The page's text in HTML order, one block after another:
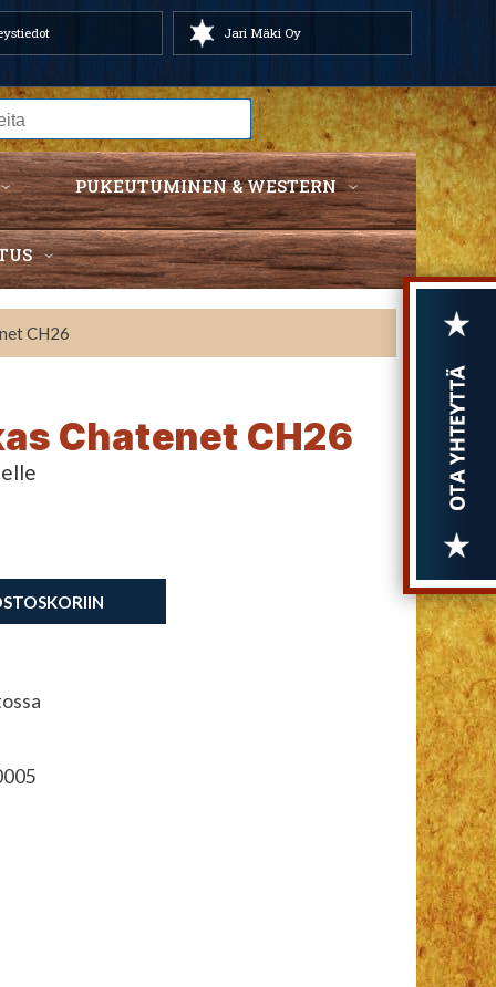
Jari Mäki Oy
PUKEUTUMINEN & WESTERN
CH26
Chatenet CH26